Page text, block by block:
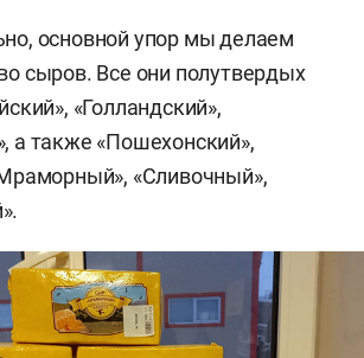
основной упор мы делаем
сыров. Все они полутвердых
«Голландский»,
а также «Пошехонский»,
«Сливочный»,